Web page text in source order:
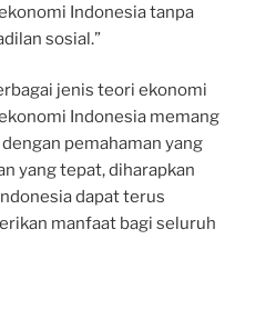
Indonesia tanpa
sosial.”
jenis teori ekonomi
Indonesia memang
pemahaman yang
yang tepat, diharapkan
dapat terus
manfaat bagi seluruh